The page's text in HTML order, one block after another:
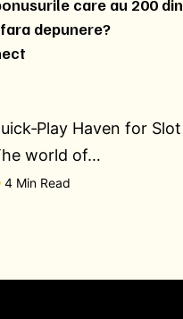
care au 200 din
depunere?
Haven for Slot
world of…
4 Min Read